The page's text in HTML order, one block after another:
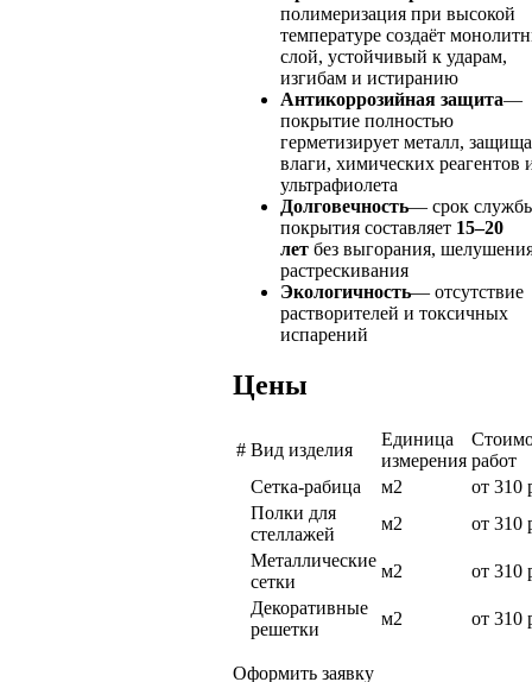
полимеризация при высокой
температуре создаёт
слой, устойчивый к ударам,
изгибам и истиранию
Антикоррозийная защита—
покрытие полностью
герметизирует металл,
влаги, химических реагентов
ультрафиолета
Долговечность— срок
покрытия составляет 15–20
лет без выгорания,
растрескивания
Экологичность— отсутствие
растворителей и токсичных
испарений
Цены
# Вид изделия
Единица
измерения работ
Сетка-рабица
м2
от 310
Полки для
стеллажей
м2
от 310
Металлические
сетки
м2
от 310
Декоративные
решетки
м2 от 310
Оформить заявку